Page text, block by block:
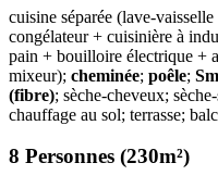
cuisine séparée (lave-
congélateur + cuisinière à
pain + bouilloire électrique +
mixeur); cheminée; poêle;
(fibre); sèche-cheveux;
chauffage au sol; terrasse;
8 Personnes (230m²)